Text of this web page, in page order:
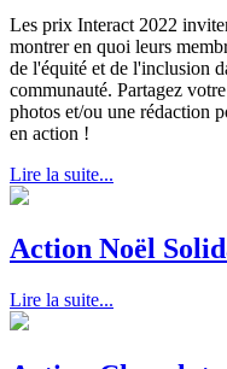
Les prix Interact 2022
montrer en quoi leurs
de l'équité et de l'inclusion
communauté. Partagez
photos et/ou une rédaction
en action !
Lire la suite...
Action Noël
Lire la suite...